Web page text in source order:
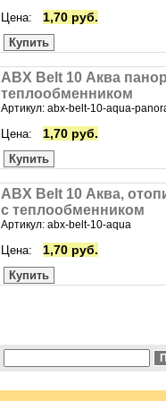
Цена: 1,70 руб.
Купить
ABX Belt 10 Аква
теплообменником
Артикул: abx-belt-10-aqua-
Цена: 1,70 руб.
Купить
ABX Belt 10 Аква,
c теплообменником
Артикул: abx-belt-10-aqua
Цена: 1,70 руб.
Купить